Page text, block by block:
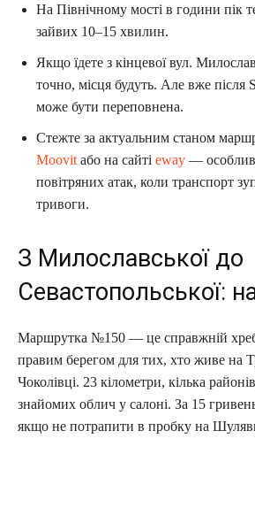
На Північному мості в години пік
зайвих 10–15 хвилин.
Якщо їдете з кінцевої вул.
точно, місця будуть. Але вже
може бути переповнена.
Стежте за актуальним станом
Moovit або на сайті eway —
повітряних атак, коли транспорт
тривоги.
З Милославської до
Севастопольської:
Маршрутка №150 — це справжній
правим берегом для тих, хто живе на
Чоколівці. 23 кілометри, кілька
знайомих облич у салоні. За 15
якщо не потрапити в пробку на